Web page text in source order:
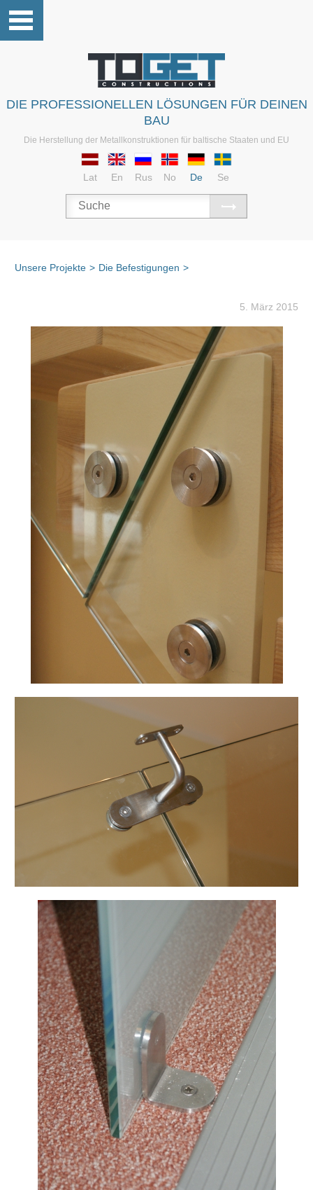
DIE PROFESSIONELLEN LÖSUNGEN FÜR DEINEN
BAU
Die Herstellung der Metallkonstruktionen für baltische Staaten und EU
Lat En Rus No De Se
Unsere Projekte > Die Befestigungen >
5. März 2015